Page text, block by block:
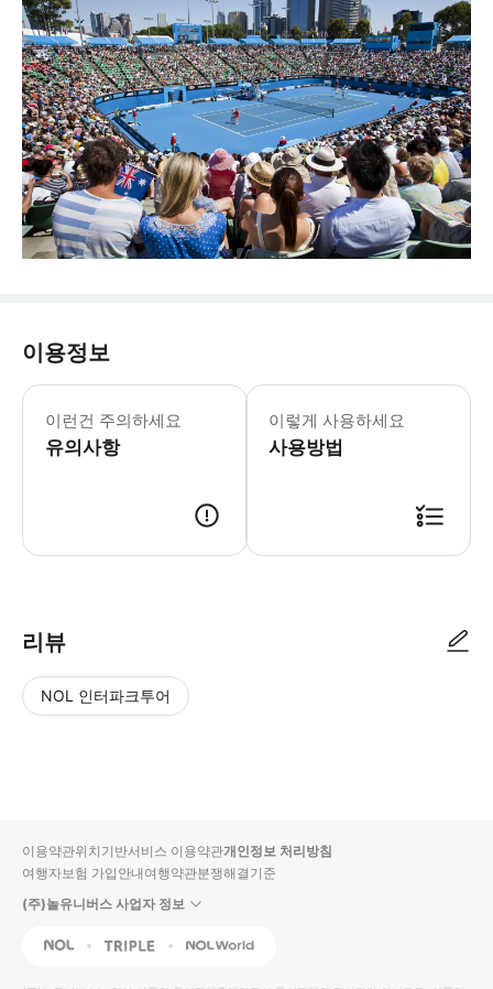
이용정보
이런건 주의하세요
유의사항
이렇게 사용하세요
사용방법
리뷰
NOL 인터파크투어
입니
다.
순
상
이용약관위치기반서비스 이용약관개인정보 처리방침
여행자보험 가입안내여행약관분쟁해결기준
(주)놀유니버스 사업자 정보
NOL Triple Interpark Global